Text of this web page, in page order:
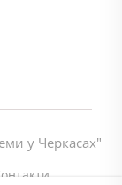
у Черкасах"